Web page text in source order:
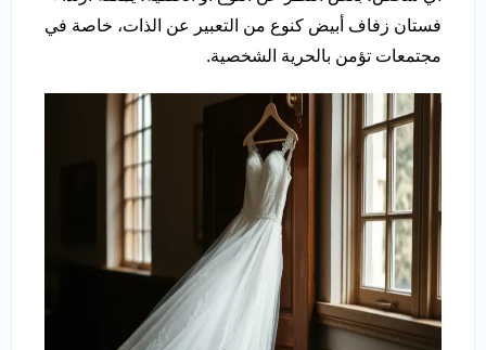
فستان زفاف أبيض كنوع من التعبير عن الذات، خاصة في
مجتمعات تؤمن بالحرية الشخصية.